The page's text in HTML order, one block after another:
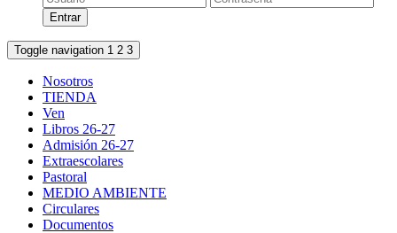
Toggle navigation 1 2 3
Nosotros
TIENDA
Ven
Libros 26-27
Admisión 26-27
Extraescolares
Pastoral
MEDIO AMBIENTE
Circulares
Documentos